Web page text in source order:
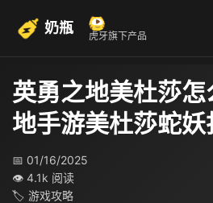
奶瓶 虎牙旗下产品
英勇之地美杜莎
地手游美杜莎蛇
📅 01/16/2025
👁 4.1k 阅读
🏷 游戏攻略